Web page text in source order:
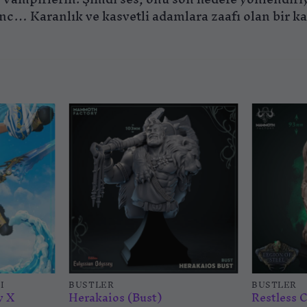
Karanlık ve kasvetli adamlara zaafı olan bir
İstek
listesine
ekle
X
listesine
BÜSTLER
Herakaios (Bust) BÜSTLER
Restless